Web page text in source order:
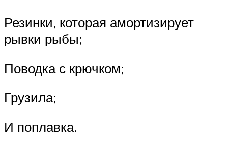
Резинки, которая амортизирует
рывки рыбы;
Поводка с крючком;
Грузила;
И поплавка.